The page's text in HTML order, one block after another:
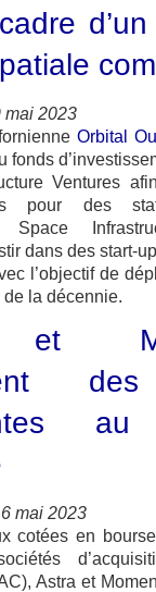
mai 2023
Orbital
fonds
Ventures
pour des
Space
dans des start-
l’objectif de
la décennie.
au
mai 2023
cotées en
Astra et